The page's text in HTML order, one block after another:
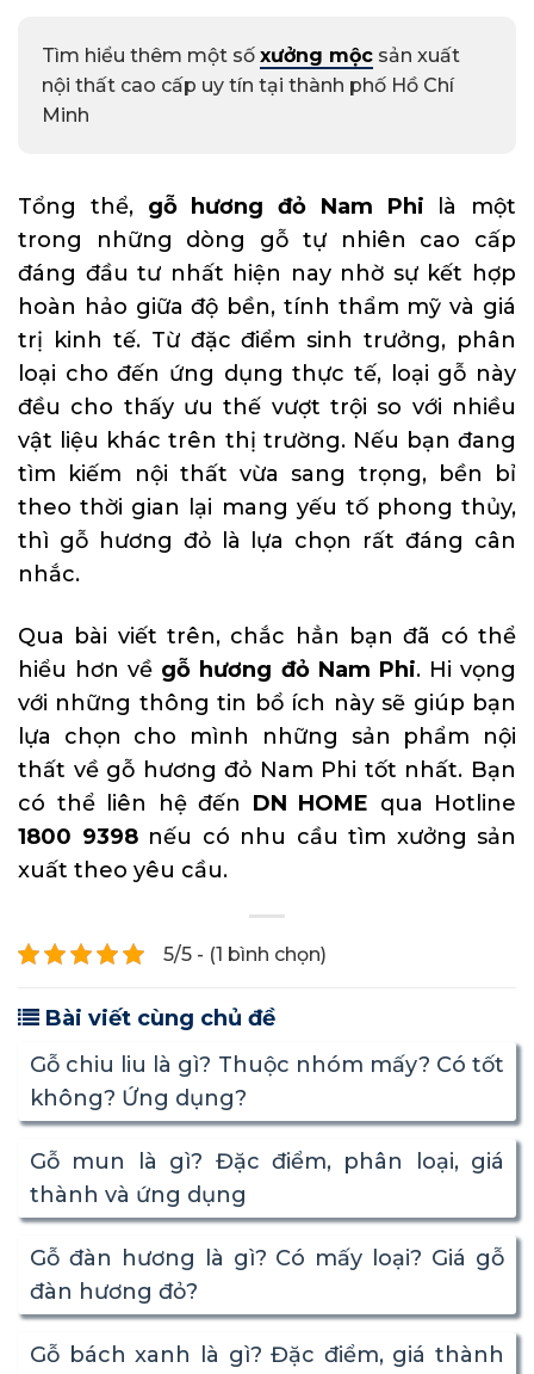
Tìm hiểu thêm một số xưởng mộc sản xuất
nội thất cao cấp uy tín tại thành phố Hồ Chí
Minh
Tổng thể, gỗ hương đỏ Nam Phi là một
trong những dòng gỗ tự nhiên cao cấp
đáng đầu tư nhất hiện nay nhờ sự kết hợp
hoàn hảo giữa độ bền, tính thẩm mỹ và giá
trị kinh tế. Từ đặc điểm sinh trưởng, phân
loại cho đến ứng dụng thực tế, loại gỗ này
đều cho thấy ưu thế vượt trội so với nhiều
vật liệu khác trên thị trường. Nếu bạn đang
tìm kiếm nội thất vừa sang trọng, bền bỉ
theo thời gian lại mang yếu tố phong thủy,
thì gỗ hương đỏ là lựa chọn rất đáng cân
nhắc.
Qua bài viết trên, chắc hẳn bạn đã có thể
hiểu hơn về gỗ hương đỏ Nam Phi. Hi vọng
với những thông tin bổ ích này sẽ giúp bạn
lựa chọn cho mình những sản phẩm nội
thất về gỗ hương đỏ Nam Phi tốt nhất. Bạn
có thể liên hệ đến DN HOME qua Hotline
1800 9398nếu có nhu cầu tìm xưởng sản
xuất theo yêu cầu.
5/5 - (1 bình chọn)
Bài viết cùng chủ đề
Gỗ chiu liu là gì? Thuộc nhóm mấy? Có tốt
không? Ứng dụng?
Gỗ mun là gì? Đặc điểm, phân loại, giá
thành và ứng dụng
Gỗ đàn hương là gì? Có mấy loại? Giá gỗ
đàn hương đỏ?
Gỗ bách xanh là gì? Đặc điểm, giá thành